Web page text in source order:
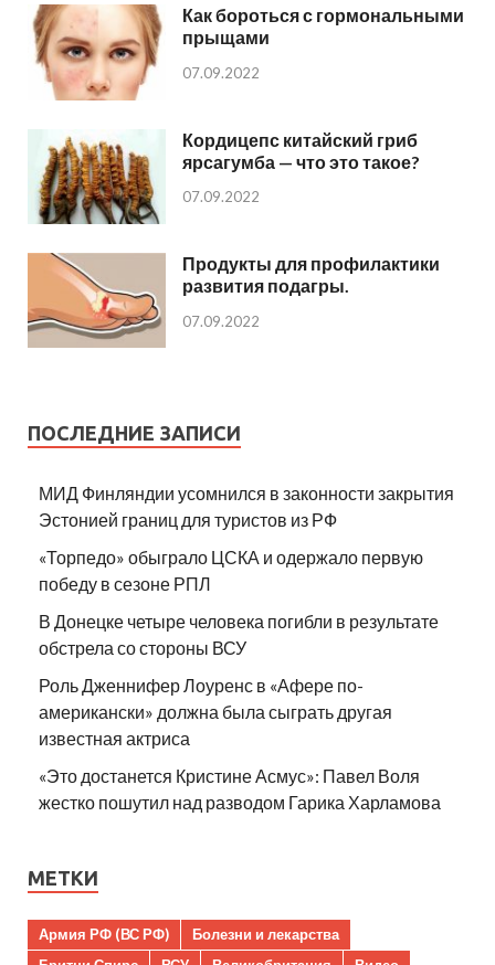
Как бороться с гормональными
прыщами
07.09.2022
Кордицепс китайский гриб
ярсагумба — что это такое?
07.09.2022
Продукты для профилактики
развития подагры.
07.09.2022
ПОСЛЕДНИЕ ЗАПИСИ
МИД Финляндии усомнился в законности закрытия
Эстонией границ для туристов из РФ
«Торпедо» обыграло ЦСКА и одержало первую
победу в сезоне РПЛ
В Донецке четыре человека погибли в результате
обстрела со стороны ВСУ
Роль Дженнифер Лоуренс в «Афере по-
американски» должна была сыграть другая
известная актриса
«Это достанется Кристине Асмус»: Павел Воля
жестко пошутил над разводом Гарика Харламова
МЕТКИ
Армия РФ (ВС РФ)
Болезни и лекарства